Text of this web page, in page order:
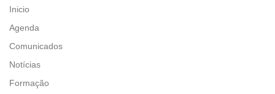
Inicio
Agenda
Comunicados
Notícias
Formação